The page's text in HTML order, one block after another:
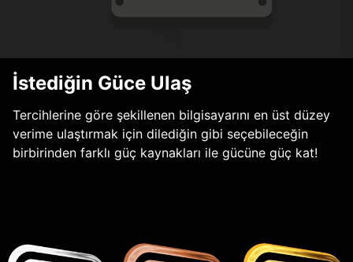
İstediğin Güce Ulaş
Tercihlerine göre şekillenen bilgisayarını en üst düzey
verime ulaştırmak için dilediğin gibi seçebileceğin
birbirinden farklı güç kaynakları ile gücüne güç kat!